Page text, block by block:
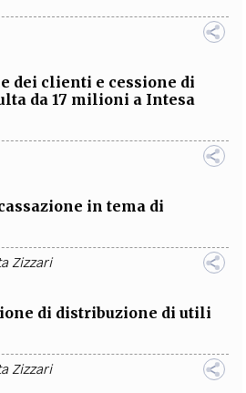
dei clienti e cessione di
da 17 milioni a Intesa
in tema di
Zizzari
di distribuzione di utili
Zizzari